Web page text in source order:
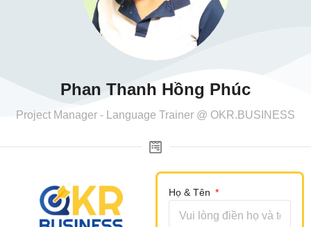
Phan Thanh Hồng Phúc
Project Manager - Language Trainer @ OKR.BUSINESS
Họ & Tên